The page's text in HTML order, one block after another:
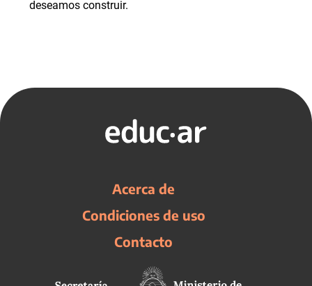
deseamos construir.
Acerca de
Condiciones de uso
Contacto